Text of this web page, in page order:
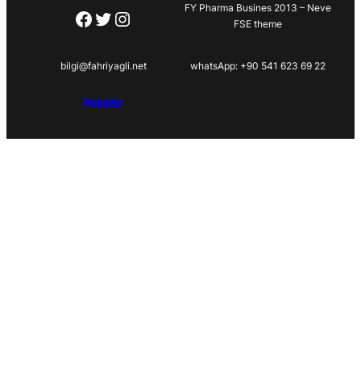
Facebook
Twitter
InstagramFY Pharma Busines 2013 – Neve
FSE theme
bilgi@fahriyagli.net whatsApp: +90 541 623 69 22
Makaller